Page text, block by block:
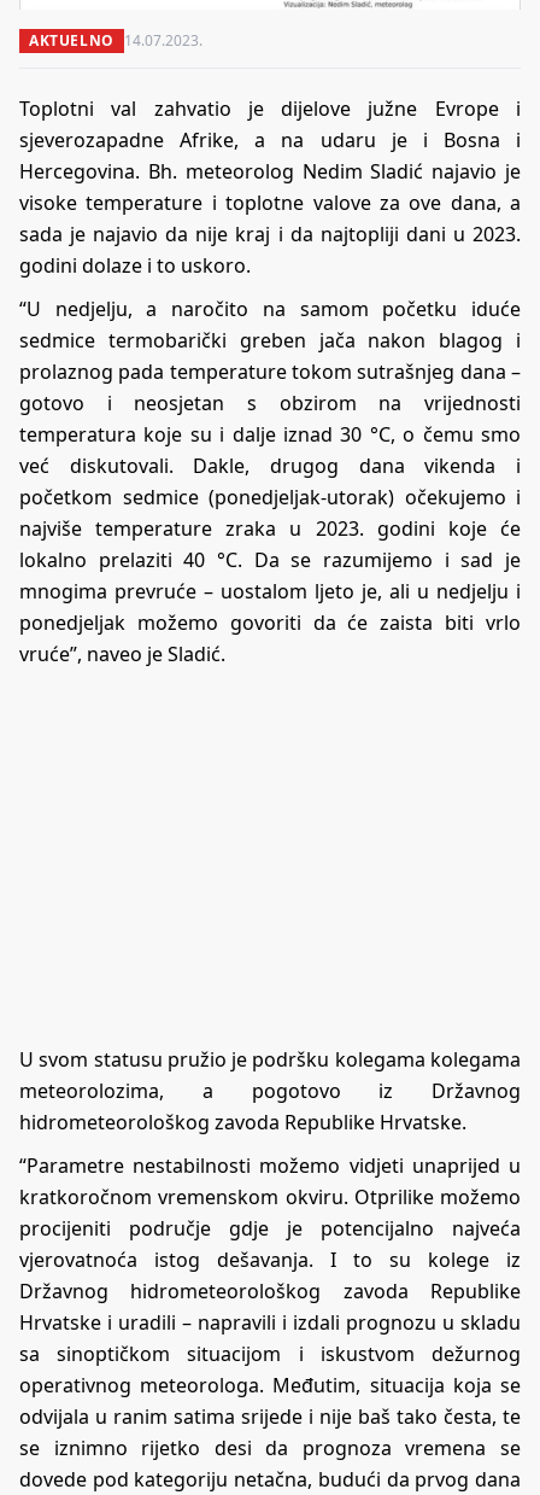
AKTUELNO 14.07.2023.
Toplotni val zahvatio je dijelove južne Evrope i
sjeverozapadne Afrike, a na udaru je i Bosna i
Hercegovina. Bh. meteorolog Nedim Sladić najavio je
visoke temperature i toplotne valove za ove dana, a
sada je najavio da nije kraj i da najtopliji dani u 2023.
godini dolaze i to uskoro.
“U nedjelju, a naročito na samom početku iduće
sedmice termobarički greben jača nakon blagog i
prolaznog pada temperature tokom sutrašnjeg dana –
gotovo i neosjetan s obzirom na vrijednosti
temperatura koje su i dalje iznad 30 °C, o čemu smo
već diskutovali. Dakle, drugog dana vikenda i
početkom sedmice (ponedjeljak-utorak) očekujemo i
najviše temperature zraka u 2023. godini koje će
lokalno prelaziti 40 °C. Da se razumijemo i sad je
mnogima prevruće – uostalom ljeto je, ali u nedjelju i
ponedjeljak možemo govoriti da će zaista biti vrlo
vruće”, naveo je Sladić.
U svom statusu pružio je podršku kolegama kolegama
meteorolozima, a pogotovo iz Državnog
hidrometeorološkog zavoda Republike Hrvatske.
“Parametre nestabilnosti možemo vidjeti unaprijed u
kratkoročnom vremenskom okviru. Otprilike možemo
procijeniti područje gdje je potencijalno najveća
vjerovatnoća istog dešavanja. I to su kolege iz
Državnog hidrometeorološkog zavoda Republike
Hrvatske i uradili – napravili i izdali prognozu u skladu
sa sinoptičkom situacijom i iskustvom dežurnog
operativnog meteorologa. Međutim, situacija koja se
odvijala u ranim satima srijede i nije baš tako česta, te
se iznimno rijetko desi da prognoza vremena se
dovede pod kategoriju netačna, budući da prvog dana